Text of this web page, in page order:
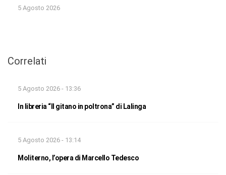
5 Agosto 2026
Correlati
5 Agosto 2026 - 13:36
In libreria “Il gitano in poltrona” di Lalinga
5 Agosto 2026 - 13:14
Moliterno, l’opera di Marcello Tedesco